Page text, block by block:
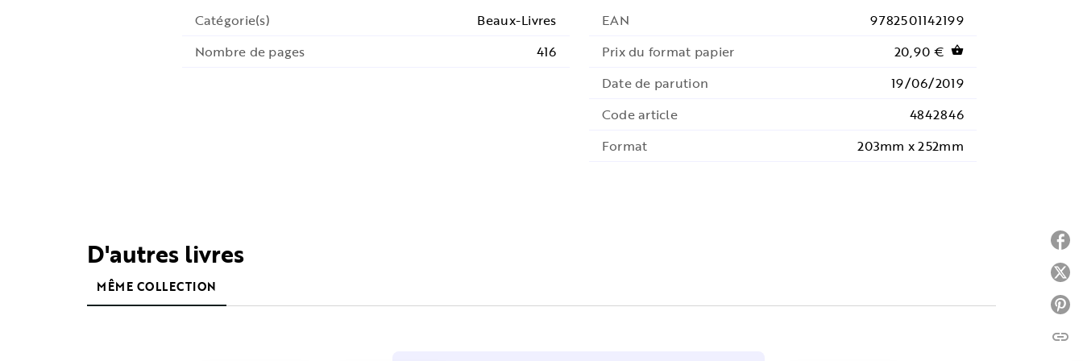
Catégorie(s)
Beaux-Livres
Nombre de pages
416
EAN
9782501142199
Prix du format papier
20,90 € shopping_basket
Date de parution
19/06/2019
Code article
4842846
Format
203mm x 252mm
D'autres livres
MÊME COLLECTION
link